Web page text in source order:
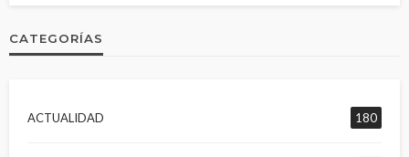
CATEGORÍAS
ACTUALIDAD 180